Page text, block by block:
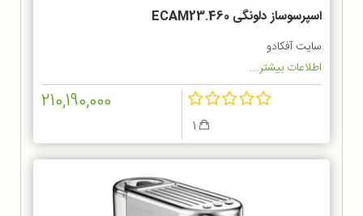
اسپرسوساز دلونگی ECAM23.460
سایت آفکادو
اطلاعات بیشتر...
210,190,000